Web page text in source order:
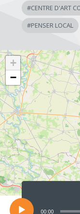
#CENTRE D'ART
#PENSER LOCAL
+
−
Lecteur
audio
00:00